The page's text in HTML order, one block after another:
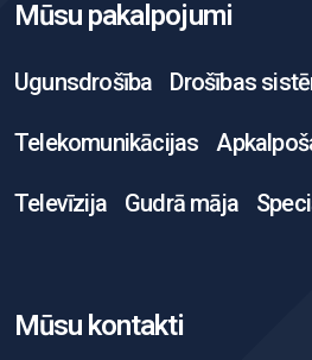
Mūsu pakalpojumi
Ugunsdrošība Drošības
Telekomunikācijas
Televīzija Gudrā māja
Mūsu kontakti